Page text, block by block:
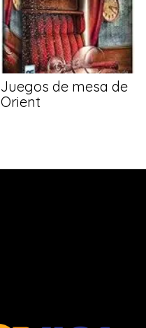
Juegos de mesa de
Orient